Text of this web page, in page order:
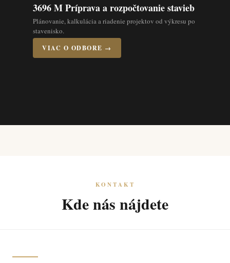
3696 M Príprava a rozpočtovanie stavieb
Plánovanie, kalkulácia a riadenie projektov od výkresu po
stavenisko.
VIAC O ODBORE →
KONTAKT
Kde nás nájdete